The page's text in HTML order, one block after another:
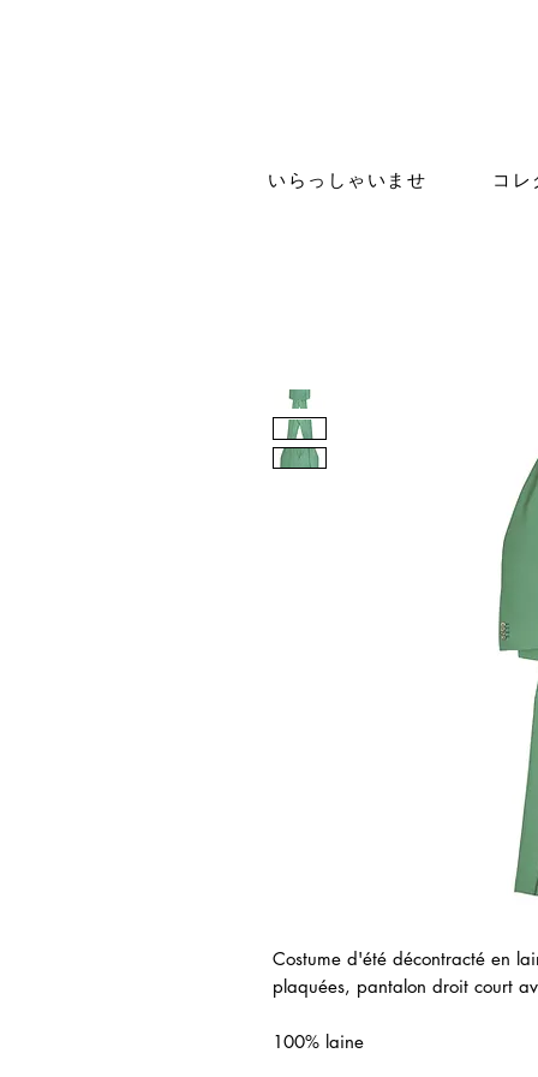
いらっしゃいませ コレ
Costume d'été décontracté en
plaquées, pantalon droit court
100% laine